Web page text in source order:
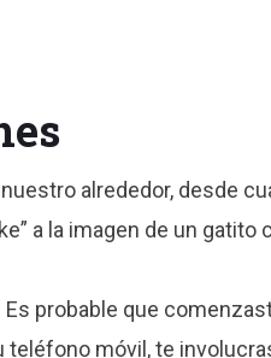
alrededor, desde
a la imagen de un gatito
probable que
teléfono móvil, te